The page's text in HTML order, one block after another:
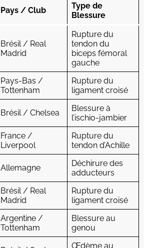
Pays / Club
Type de
Blessure
Brésil / Real
Madrid
Rupture du
tendon du
biceps fémoral
gauche
Pays-Bas /
Tottenham
Rupture du
ligament croisé
Brésil / Chelsea
Blessure à
l’ischio-jambier
France /
Liverpool
Rupture du
tendon d’Achille
Allemagne
Déchirure des
adducteurs
Brésil / Real
Madrid
Rupture du
ligament croisé
Argentine /
Tottenham
Blessure au
genou
Œdème au